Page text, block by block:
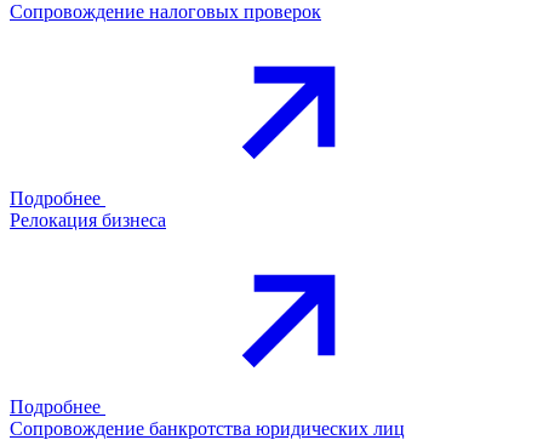
Сопровождение налоговых проверок
Подробнее
Релокация бизнеса
Подробнее
Сопровождение банкротства юридических лиц